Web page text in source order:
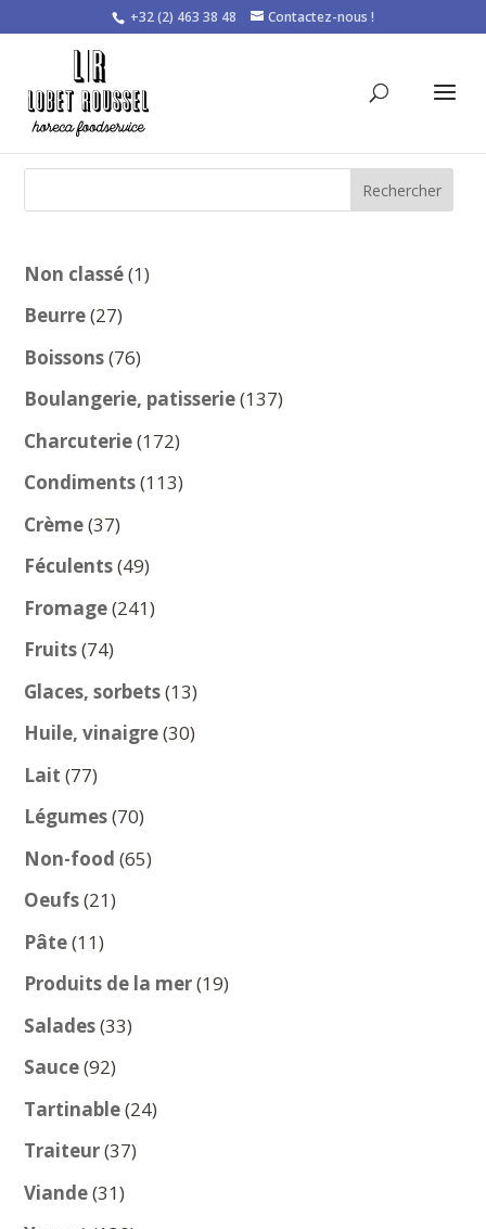
+32 (2) 463 38 48 Contactez-nous !
Rechercher
Non classé 11
Beurre 2727
produits
Boissons 7676
produits
Boulangerie, patisserie 137137
Charcuterie 172172
produits
Condiments 113113
Crème 3737
produits
Féculents 4949
produits
Fromage 241241
Fruits 7474
produits
Glaces, sorbets 1313
produits
Huile, vinaigre 3030
Lait 7777
produits
Légumes 7070
produits
Non-food 6565
Oeufs 2121
Pâte 1111
produits
Produits de la mer 1919
Salades 3333
Sauce 9292
produits
Tartinable 2424
Traiteur 3737
Viande 3131
produits